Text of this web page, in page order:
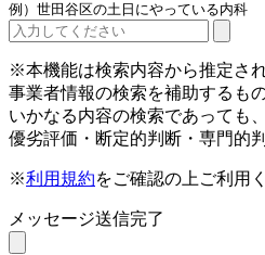
例）世田谷区の土日にやっている内科
※本機能は検索内容から推定さ
事業者情報の検索を補助するもの
いかなる内容の検索であっても
優劣評価・断定的判断・専門的
※利用規約をご確認の上ご利用
メッセージ送信完了